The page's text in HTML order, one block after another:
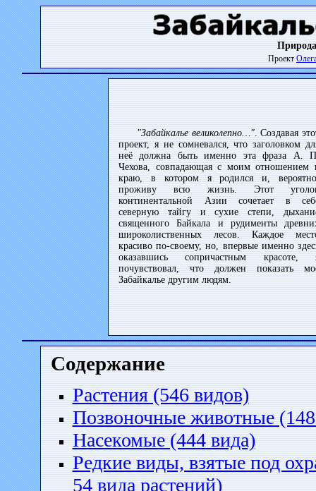
Проект
"Забайкалье великолепно…". Создавая
проект, я не сомневался, что заголовком
неё должна быть именно эта фраза А.
Чехова, совпадающая с моим отношением
краю, в котором я родился и,
проживу всю жизнь. Этот
континентальной Азии сочетает в
северную тайгу и сухие степи,
священного Байкала и рудименты
широколиственных лесов. Каждое
красиво по-своему, но, впервые именно
оказавшись сопричастным красоте,
почувствовал, что должен показать
Забайкалье другим людям.
Содержание
Растения (546 видов)
Позвоночные животные
Насекомые (444 вида)
Редкие виды, взятые под
54 вида растений)